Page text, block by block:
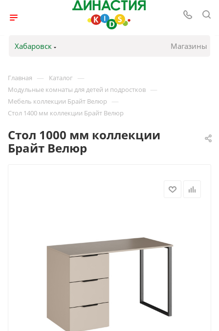
Хабаровск Магазины
Главная — Каталог —
Модульные комнаты для детей и подростков —
Мебель коллекции Брайт Велюр —
Стол 1400 мм коллекции Брайт Велюр
Стол 1000 мм коллекции
Брайт Велюр